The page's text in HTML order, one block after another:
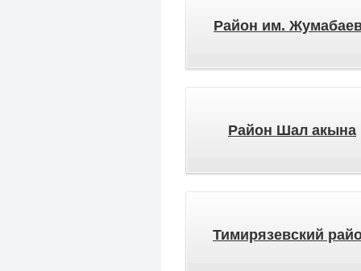
Район им.
Район Шал акына
Тимирязевский